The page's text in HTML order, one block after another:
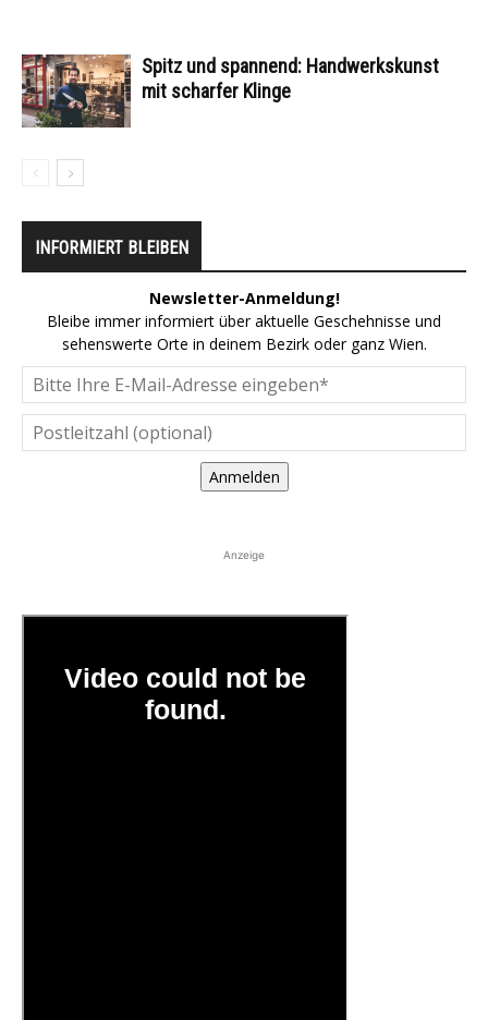
Spitz und spannend: Handwerkskunst
mit scharfer Klinge
INFORMIERT BLEIBEN
Newsletter-Anmeldung!
Bleibe immer informiert über aktuelle Geschehnisse und
sehenswerte Orte in deinem Bezirk oder ganz Wien.
Anmelden
Anzeige